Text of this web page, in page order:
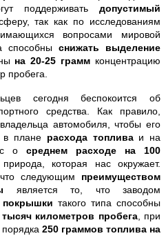
поддерживать допустимый
так как по исследованиям
вопросами мировой
способны снижать выделение
на 20-25 грамм концентрацию
пробега.
сегодня беспокоится об
средства. Как правило,
автомобиля, чтобы его
в плане расхода топливаи на
о среднем расходе на 100
которая нас окружает.
следующим преимуществом
является то, что заводом
покрышки такого типа способны
километров пробега, при
250 граммов топлива на